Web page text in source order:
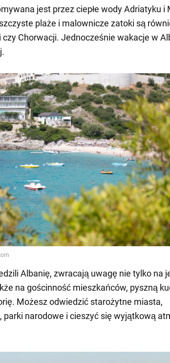
jest przez ciepłe wody Adriatyku i
plaże i malownicze zatoki są
czy Chorwacji. Jednocześnie wakacje w
Albanię, zwracają uwagę nie tylko na
na gościnność mieszkańców, pyszną
Możesz odwiedzić starożytne miasta,
parki narodowe i cieszyć się wyjątkową